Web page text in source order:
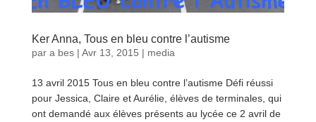
Ker Anna, Tous en bleu contre l’autisme
par a bes| Avr 13, 2015 | media
13 avril 2015 Tous en bleu contre l’autisme Défi réussi
pour Jessica, Claire et Aurélie, élèves de terminales, qui
ont demandé aux élèves présents au lycée ce 2 avril de